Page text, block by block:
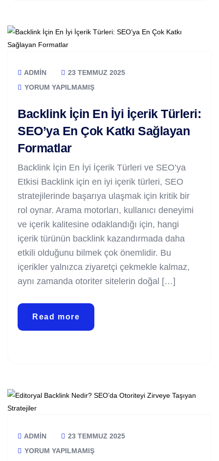
ADMIN
23 TEMMUZ 2025
YORUM YAPILMAMIŞ
Backlink İçin En İyi İçerik Türleri:
SEO’ya En Çok Katkı Sağlayan
Formatlar
Backlink İçin En İyi İçerik Türleri ve SEO’ya
Etkisi Backlink için en iyi içerik türleri, SEO
stratejilerinde başarıya ulaşmak için kritik bir
rol oynar. Arama motorları, kullanıcı deneyimi
ve içerik kalitesine odaklandığı için, hangi
içerik türünün backlink kazandırmada daha
etkili olduğunu bilmek çok önemlidir. Bu
içerikler yalnızca ziyaretçi çekmekle kalmaz,
aynı zamanda otoriter sitelerin doğal […]
Read more
ADMIN
23 TEMMUZ 2025
YORUM YAPILMAMIŞ